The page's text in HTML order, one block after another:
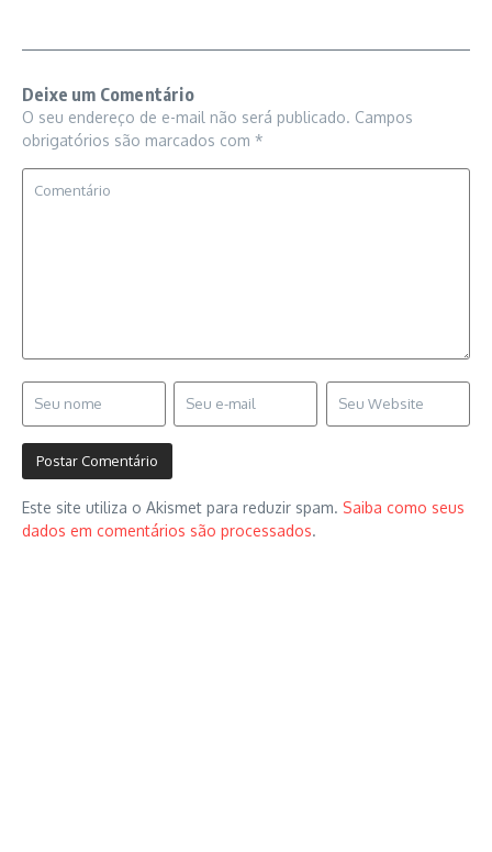
Deixe um Comentário
O seu endereço de e-mail não será publicado. Campos
obrigatórios são marcados com *
Este site utiliza o Akismet para reduzir spam. Saiba como seus
dados em comentários são processados.